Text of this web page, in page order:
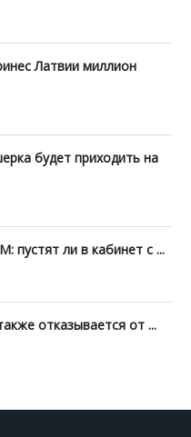
Латвии миллион
будет приходить на
пустят ли в кабинет с ...
отказывается от ...